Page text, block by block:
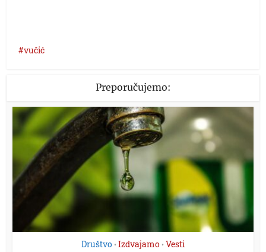
vučić
Preporučujemo:
Društvo • Izdvajamo • Vesti